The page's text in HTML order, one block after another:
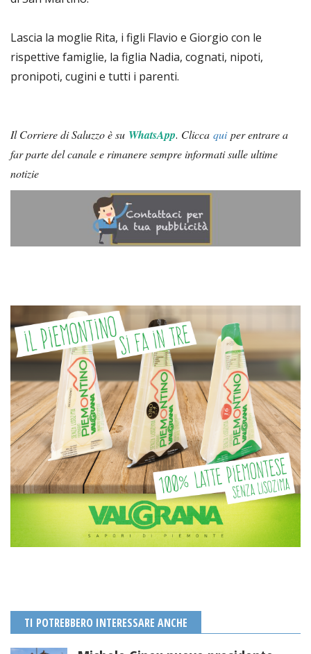
Lascia la moglie Rita, i figli Flavio e Giorgio con le
rispettive famiglie, la figlia Nadia, cognati, nipoti,
pronipoti, cugini e tutti i parenti.
Il Corriere di Saluzzo è su WhatsApp. Clicca quiper entrare a
far parte del canale e rimanere sempre informati sulle ultime
notizie
TI POTREBBERO INTERESSARE ANCHE